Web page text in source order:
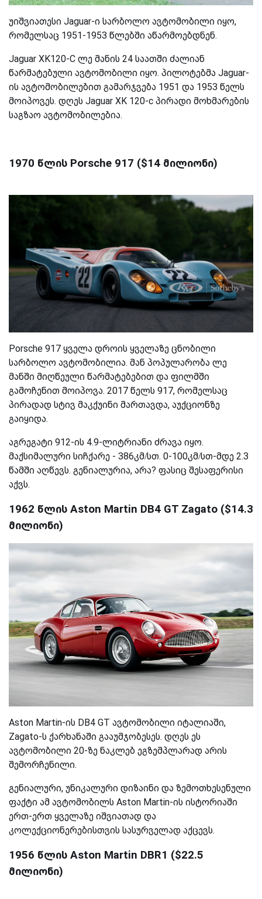
უიშვიათესი Jaguar-ი სარბოლო ავტომობილი იყო,
რომელსაც 1951-1953 წლებში აწარმოებდნენ.
Jaguar XK120-C ლე მანის 24 საათში ძალიან
წარმატებული ავტომობილი იყო. პილოტებმა Jaguar-
ის ავტომობილებით გამარჯვება 1951 და 1953 წელს
მოიპოვეს. დღეს Jaguar XK 120-c პირადი მოხმარების
საგზაო ავტომობილებია.
1970 წლის Porsche 917 ($14 მილიონი)
Porsche 917 ყველა დროის ყველაზე ცნობილი
სარბოლო ავტომობილია. მან პოპულარობა ლე
მანში მიღწეული წარმატებებით და ფილმში
გამოჩენით მოიპოვა. 2017 წელს 917, რომელსაც
პირადად სტივ მაკქუინი მართავდა, აუქციონზე
გაიყიდა.
აგრეგატი 912-ის 4.9-ლიტრიანი ძრავა იყო.
მაქსიმალური სიჩქარე - 386კმ/სთ. 0-100კმ/სთ-მდე 2.3
წამში აღწევს. გენიალურია, არა? ფასიც შესაფერისი
აქვს.
1962 წლის Aston Martin DB4 GT Zagato ($14.3
მილიონი)
Aston Martin-ის DB4 GT ავტომობილი იტალიაში,
Zagato-ს ქარხანაში გააუმჯობესეს. დღეს ეს
ავტომობილი 20-ზე ნაკლებ ეგზემპლარად არის
შემორჩენილი.
გენიალური, უნიკალური დიზაინი და ზემოთხესენული
ფაქტი ამ ავტომობილს Aston Martin-ის ისტორიაში
ერთ-ერთ ყველაზე იშვიათად და
კოლექციონერებისთვის სასურველად აქცევს.
1956 წლის Aston Martin DBR1 ($22.5
მილიონი)